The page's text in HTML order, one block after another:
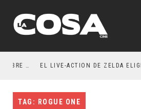
RESEÑA LA INVITACIÓN: OLIVIA WILDE REFLEXIONA SOBRE LA VIDA CONYUGAL EL LIVE-ACTION DE ZELDA
TAG: ROGUE ONE